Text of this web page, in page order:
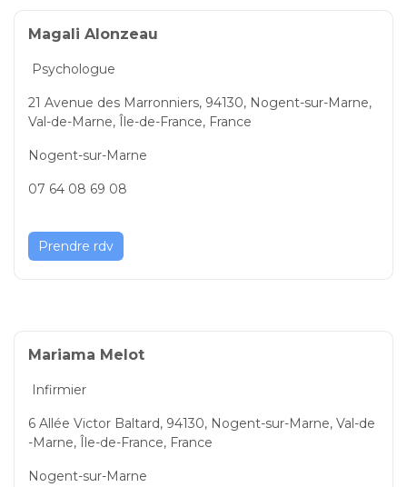
Magali Alonzeau
Psychologue
21 Avenue des Marronniers, 94130, Nogent-sur-Marne,
Val-de-Marne, Île-de-France, France
Nogent-sur-Marne
07 64 08 69 08
Prendre rdv
Mariama Melot
Infirmier
6 Allée Victor Baltard, 94130, Nogent-sur-Marne, Val-de
-Marne, Île-de-France, France
Nogent-sur-Marne